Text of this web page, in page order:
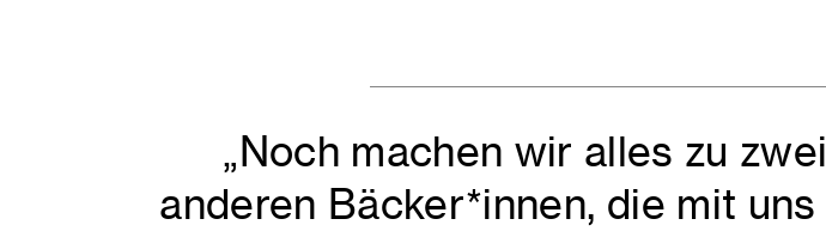
„Noch machen wir alles zu
anderen Bäcker*innen, die mit